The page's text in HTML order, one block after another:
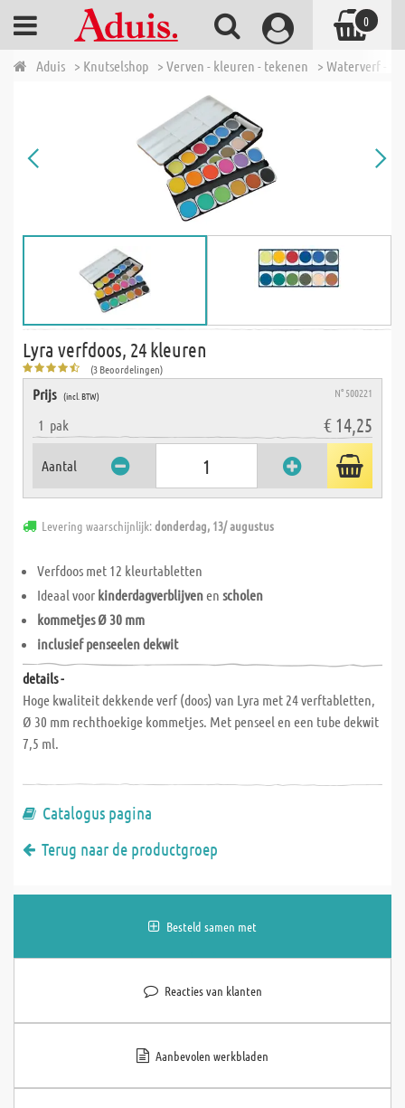
Aduis > Knutselshop > Verven - kleuren - tekenen > Waterverf -
Lyra verfdoos, 24 kleuren
(3 Beoordelingen)
Prijs (incl. BTW) N° 500221
1 pak € 14,25
Aantal
Levering waarschijnlijk:donderdag, 13/ augustus
Verfdoos met 12 kleurtabletten
Ideaal voor kinderdagverblijvenen scholen
kommetjes Ø 30 mm
inclusief penseelen dekwit
details -
Hoge kwaliteit dekkende verf (doos) van Lyra met 24 verftabletten,
Ø 30 mm rechthoekige kommetjes. Met penseel en een tube dekwit
7,5 ml.
Catalogus pagina
Terug naar de productgroep
Besteld samen met
Reacties van klanten
Aanbevolen werkbladen
0